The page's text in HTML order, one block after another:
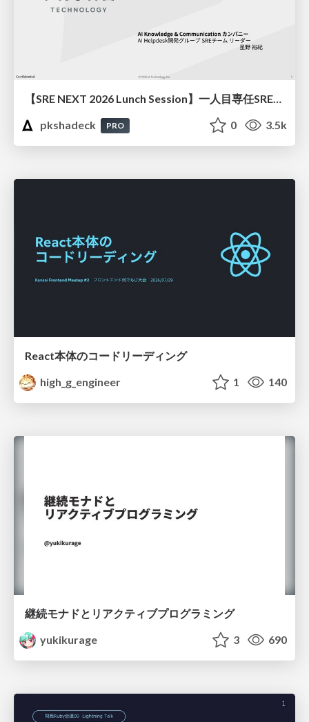
【SRE NEXT 2026 Lunch Session】一人目専任SREの立ち上げを加速する ― AIと進めたオンボーディングで2分を0.04秒にした話
pkshadeck
PRO 0 3.5k
React本体のコードリーディング
high_g_engineer
1 140
継続モナドとリアクティブプログラミング
yukikurage
3 690